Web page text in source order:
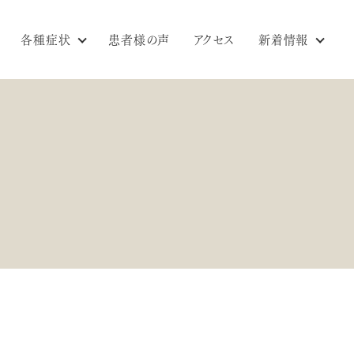
各種症状 患者様の声 アクセス 新着情報